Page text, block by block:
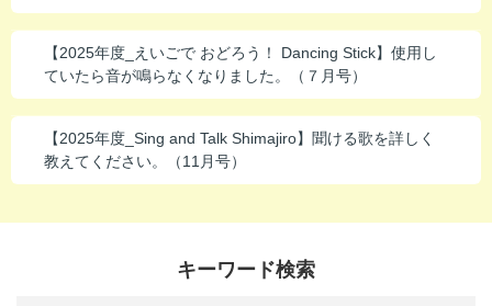
【2025年度_えいごで おどろう！ Dancing Stick】使用し
ていたら音が鳴らなくなりました。（７月号）
【2025年度_Sing and Talk Shimajiro】聞ける歌を詳しく
教えてください。（11月号）
キーワード検索